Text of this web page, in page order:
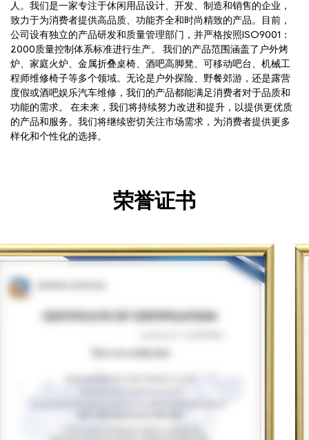
人。我们是一家专注于休闲用品设计、开发、制造和销售的企业，
致力于为消费者提供高品质、功能齐全和时尚精致的产品。目前，
公司设有独立的产品研发和质量管理部门，并严格按照ISO9001：
2000质量控制体系标准进行生产。 我们的产品范围涵盖了户外烤
炉、家庭火炉、金属折叠桌椅、酒吧高脚凳、可移动吧台、机械工
程师维修椅子等多个领域。无论是户外探险、野餐郊游，还是露营
度假或酒吧娱乐汽车维修，我们的产品都能满足消费者对于品质和
功能的需求。 在未来，我们将持续努力改进和提升，以提供更优质
的产品和服务。我们将继续密切关注市场需求，为消费者提供更多
样化和个性化的选择。
荣誉证书